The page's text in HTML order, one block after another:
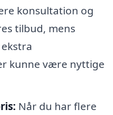
konsultation og
tilbud, mens
kunne være nyttige
Når du har flere